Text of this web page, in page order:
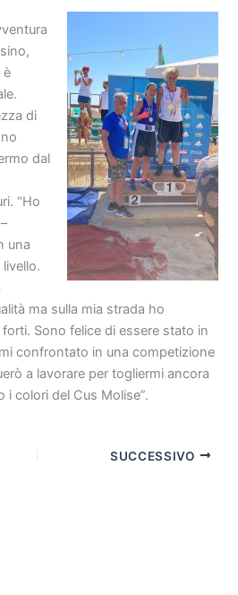
è
di
dal
“Ho
una
ma sulla mia strada ho
Sono felice di essere stato in
confrontato in una competizione
a lavorare per togliermi ancora
colori del Cus Molise”.
SUCCESSIVO